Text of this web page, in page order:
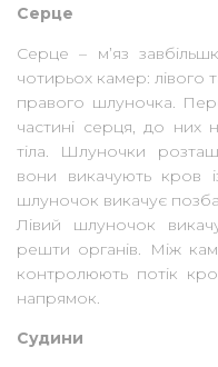
Серце
Серце – м’яз
чотирьох камер: лівого
правого шлуночка.
частині серця, до них
тіла. Шлуночки
вони викачують кров
шлуночок викачує
Лівий шлуночок
решти органів. Між
контролюють потік
напрямок.
Судини